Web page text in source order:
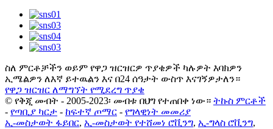
ስለ ምርቶቻችን ወይም የዋጋ ዝርዝርዎ ጥያቄዎች ካሉዎት እባክዎን
ኢሜልዎን ለእኛ ይተዉልን እና በ24 ሰዓታት ውስጥ እናገኝዎታለን።
የዋጋ ዝርዝር ለማግኘት የሚደረግ ጥያቄ
© የቅጂ መብት - 2005-2023፡ መብቱ በህግ የተጠበቀ ነው። ትኩስ ምርቶች
- የጣቢያ ካርታ - ከፍተኛ ጦማር - የግላዊነት መመሪያ
ኢ-መስታወት ፋይበር, ኢ-መስታወት የተሸመነ ሮቪንግ, ኢ-ግላስ ሮቪንግ,